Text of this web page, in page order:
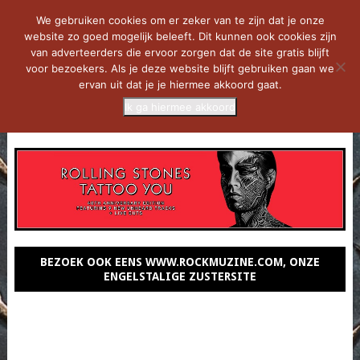
BEZOEK OOK EENS WWW.ROCKMUZINE.COM, ONZE
ENGELSTALIGE ZUSTERSITE
We gebruiken cookies om er zeker van te zijn dat je onze
website zo goed mogelijk beleeft. Dit kunnen ook cookies zijn
van adverteerders die ervoor zorgen dat de site gratis blijft
voor bezoekers. Als je deze website blijft gebruiken gaan we
ervan uit dat je je hiermee akkoord gaat.
Ik ga hiermee akkoord